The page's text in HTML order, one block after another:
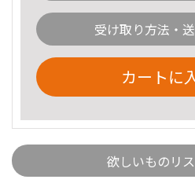
受け取り方法・
カートに
欲しいものリ